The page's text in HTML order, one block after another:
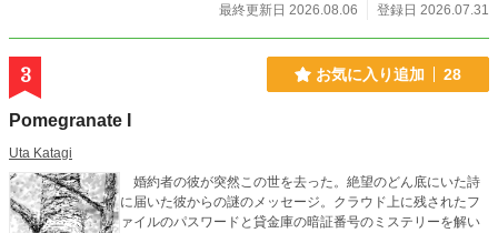
最終更新日 2026.08.06
登録日 2026.07.31
3 お気に入り追加 28
Pomegranate I
Uta Katagi
婚約者の彼が突然この世を去った。絶望のどん底にいた詩
に届いた彼からの謎のメッセージ。クラウド上に残されたフ
ァイルのパスワードと貸金庫の暗証番号のミステリーを解い